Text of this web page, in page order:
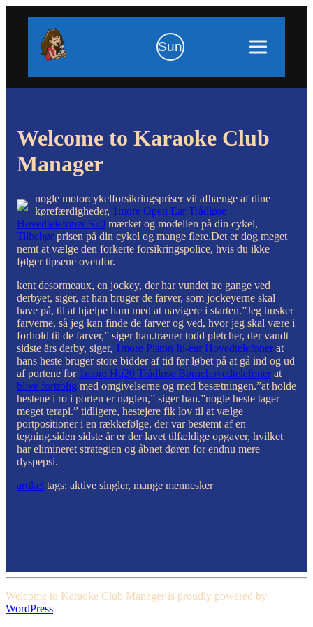
Sun
Welcome to Karaoke Club
Manager
nogle motorcykelforsikringspriser vil afhænge af dine
kørefærdigheder, 1more Open Ear Trådløse
Hovedtelefoner S70 mærket og modellen på din cykel,
Tilbehør prisen på din cykel og mange flere.Det er dog meget
nemt at vælge den forkerte forsikringspolice, hvis du ikke
følger tipsene ovenfor.
kent desormeaux, en jockey, der har vundet tre gange ved
derbyet, siger, at han bruger de farver, som jockeyerne skal
have på, til at hjælpe ham med at navigere i starten.”Jeg husker
farverne, så jeg kan finde de farver og ved, hvor jeg skal være i
forhold til de farver,” siger han.træner todd pletcher, der vandt
sidste års derby, siger, 1more Piston In-ear Hovedtelefoner at
hans heste bruger store bidder af tid før løbet på at gå ind og ud
af portene for 1more Hq20 Trådløse Børnehovedtelefoner at
blive fortrolig med omgivelserne og med besætningen.”at holde
hestene i ro i porten er nøglen,” siger han.”nogle heste tager
meget terapi.” tidligere, hestejere fik lov til at vælge
portpositioner i en rækkefølge, der var bestemt af en
tegning.siden sidste år er der lavet tilfældige opgaver, hvilket
har elimineret strategien og åbnet døren for endnu mere
dyspepsi.
artikel tags: aktive singler, mange mennesker
Welcome to Karaoke Club Manager is proudly powered by
WordPress